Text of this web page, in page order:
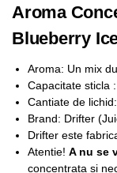
Aroma
Blueberry
Aroma: Un mix
Capacitate sticla :
Cantiate de
Brand: Drifter
Drifter este
Atentie! A nu se
concentrata si